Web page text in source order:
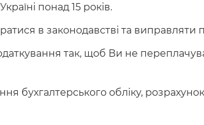
понад 15 років.
в законодавстві та
так, щоб Ви не
бухгалтерського обліку, розрахунок